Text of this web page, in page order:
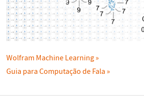
Wolfram Machine Learning
Guia para Computação de Fala